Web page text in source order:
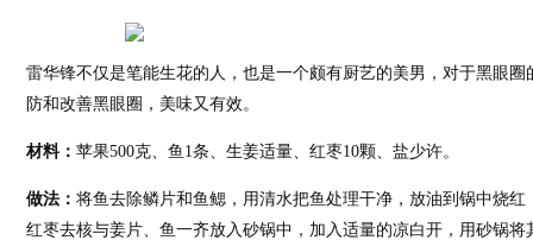
雷华锋不仅是笔能生花的人，也是一个颇有厨艺的美男，对于黑眼
防和改善黑眼圈，美味又有效。
材料： 苹果500克、鱼1条、生姜适量、红枣10颗、盐少许。
做法： 将鱼去除鳞片和鱼鳃，用清水把鱼处理干净，放油到锅中烧
红枣去核与姜片、鱼一齐放入砂锅中，加入适量的凉白开，用砂锅